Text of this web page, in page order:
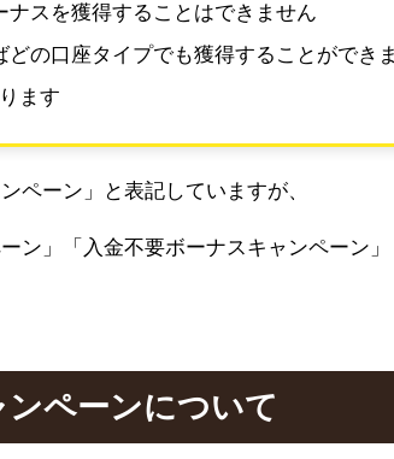
スを獲得することはできません
どの口座タイプでも獲得することができ
ます
ペーン」と表記していますが、
ン」「入金不要ボーナスキャンペーン
ペーンについて